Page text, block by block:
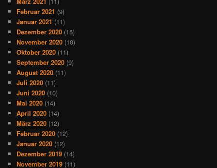
Februar 2021 (9)
Januar 2021 (11)
Dezember 2020 (15)
November 2020 (10)
Oktober 2020 (11)
September 2020 (9)
August 2020 (11)
Juli 2020 (11)
Juni 2020 (10)
Mai 2020 (14)
April 2020 (14)
März 2020 (12)
Februar 2020 (12)
Januar 2020 (12)
Dezember 2019 (14)
November 2019 (11)